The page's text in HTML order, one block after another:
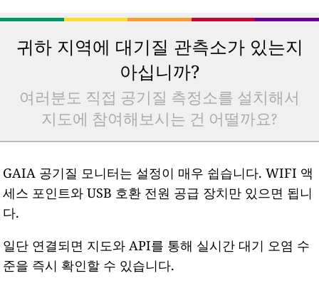
귀하 지역에 대기질 관측소가 있는지
아십니까?
여러분도 직접 공기질 측정소를 설치해서
지도에 참여해보시는 건 어떨까요?
GAIA 공기질 모니터는 설정이 매우 쉽습니다. WIFI 액
세스 포인트와 USB 호환 전원 공급 장치만 있으면 됩니
다.
일단 연결되면 지도와 API를 통해 실시간 대기 오염 수
준을 즉시 확인할 수 있습니다.